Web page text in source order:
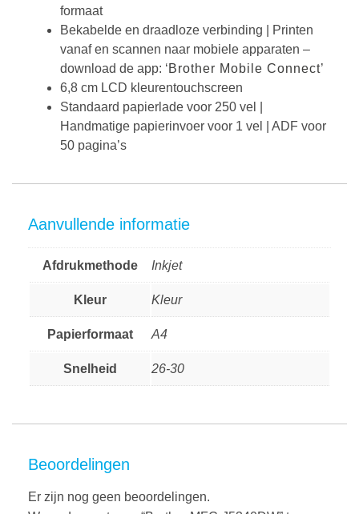
formaat
Bekabelde en draadloze verbinding | Printen
vanaf en scannen naar mobiele apparaten –
download de app: ‘Brother Mobile Connect’
6,8 cm LCD kleurentouchscreen
Standaard papierlade voor 250 vel |
Handmatige papierinvoer voor 1 vel | ADF voor
50 pagina’s
Aanvullende informatie
Afdrukmethode Inkjet
Kleur Kleur
Papierformaat A4
Snelheid 26-30
Beoordelingen
Er zijn nog geen beoordelingen.